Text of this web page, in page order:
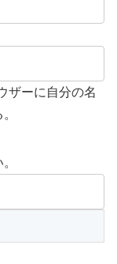
ザーに自分の名